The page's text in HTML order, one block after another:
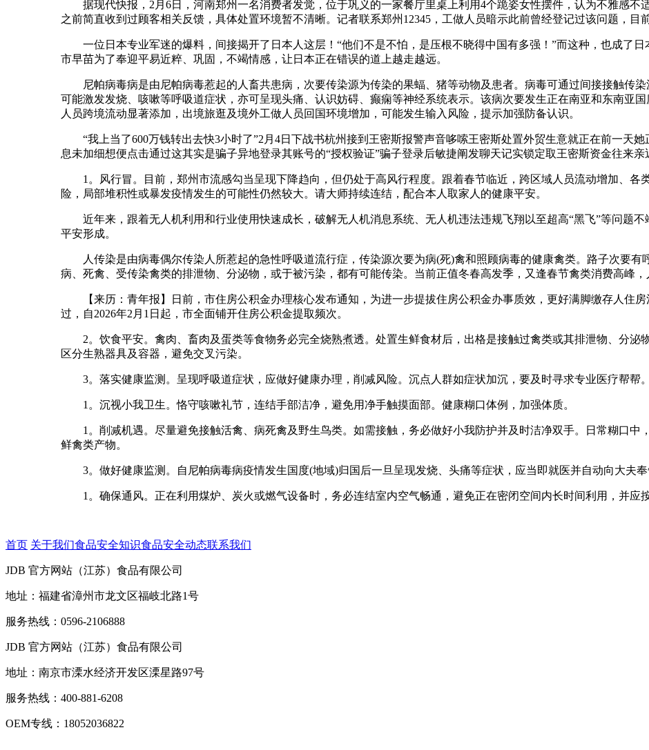
据现代快报，2月6日，河南郑州一名消费者发觉，位于巩义的一家餐厅里桌上利用4个跪姿女性摆件，认为不雅感不
之前简直收到过顾客相关反馈，具体处置环境暂不清晰。记者联系郑州12345，工做人员暗示此前曾经登记过该问题，目
一位日本专业军迷的爆料，间接揭开了日本人这层！“他们不是不怕，是压根不晓得中国有多强！”而这种，也成了日
市早苗为了奉迎平易近粹、巩固，不竭情感，让日本正在错误的道上越走越远。
尼帕病毒病是由尼帕病毒惹起的人畜共患病，次要传染源为传染的果蝠、猪等动物及患者。病毒可通过间接接触传染
可能激发发烧、咳嗽等呼吸道症状，亦可呈现头痛、认识妨碍、癫痫等神经系统表示。该病次要发生正在南亚和东南亚
人员跨境流动显著添加，出境旅逛及境外工做人员回国环境增加，可能发生输入风险，提示加强防备认识。
“我上当了600万钱转出去快3小时了”2月4日下战书杭州接到王密斯报警声音哆嗦王密斯处置外贸生意就正在前一天她
息未加细想便点击通过这其实是骗子异地登录其账号的“授权验证”骗子登录后敏捷阐发聊天记实锁定取王密斯资金往来亲
1。风行冒。目前，郑州市流感勾当呈现下降趋向，但仍处于高风行程度。跟着春节临近，跨区域人员流动增加、各
险，局部堆积性或暴发疫情发生的可能性仍然较大。请大师持续连结，配合本人取家人的健康平安。
近年来，跟着无人机利用和行业使用快速成长，破解无人机消息系统、无人机违法违规飞翔以至超高“黑飞”等问题不
平安形成。
人传染是由病毒偶尔传染人所惹起的急性呼吸道流行症，传染源次要为病(死)禽和照顾病毒的健康禽类。路子次要有
病、死禽、受传染禽类的排泄物、分泌物，或于被污染，都有可能传染。当前正值冬春高发季，又逢春节禽类消费高峰，
【来历：青年报】日前，市住房公积金办理核心发布通知，为进一步提拔住房公积金办事质效，更好满脚缴存人住房
过，自2026年2月1日起，市全面铺开住房公积金提取频次。
2。饮食平安。禽肉、畜肉及蛋类等食物务必完全烧熟煮透。处置生鲜食材后，出格是接触过禽类或其排泄物、分泌
区分生熟器具及容器，避免交叉污染。
3。落实健康监测。呈现呼吸道症状，应做好健康办理，削减风险。沉点人群如症状加沉，要及时寻求专业医疗帮帮。
1。沉视小我卫生。恪守咳嗽礼节，连结手部洁净，避免用净手触摸面部。健康糊口体例，加强体质。
1。削减机遇。尽量避免接触活禽、病死禽及野生鸟类。如需接触，务必做好小我防护并及时洁净双手。日常糊口中
鲜禽类产物。
3。做好健康监测。自尼帕病毒病疫情发生国度(地域)归国后一旦呈现发烧、头痛等症状，应当即就医并自动向大夫奉
1。确保通风。正在利用煤炉、炭火或燃气设备时，务必连结室内空气畅通，避免正在密闭空间内长时间利用，并应按
首页 关于我们食品安全知识食品安全动态联系我们
JDB 官方网站（江苏）食品有限公司
地址：福建省漳州市龙文区福岐北路1号
服务热线：0596-2106888
JDB 官方网站（江苏）食品有限公司
地址：南京市溧水经济开发区溧星路97号
服务热线：400-881-6208
OEM专线：18052036822